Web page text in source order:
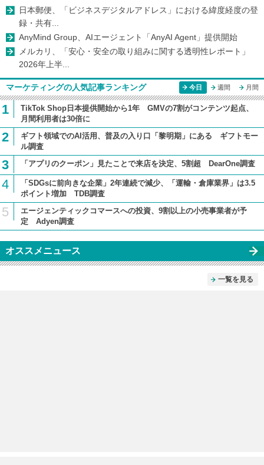
日本郵便、「ビジネスデジタルアドレス」における緯度経度の登
録・共有...
AnyMind Group、AIエージェント「AnyAI Agent」提供開始
メルカリ、「安心・安全の取り組みに関する透明性レポート」
2026年上半...
マーケティングの人気記事ランキング 今日 週間 月間
1
TikTok Shop日本提供開始から1年 GMVの7割がコンテンツ起点、
月間利用者は30倍に
2
ギフト領域でのAI活用、普及の入り口「黎明期」にある ギフトモー
ル調査
3 「アプリのクーポン」見たことで来店を決定、5割超 DearOne調査
4
「SDGsに前向きな企業」2年連続で減少、「運輸・倉庫業界」は3.5
ポイント増加 TDB調査
5
エージェンティックコマースへの投資、9割以上の小売事業者が予
定 Adyen調査
オススメニュース
一覧を見る